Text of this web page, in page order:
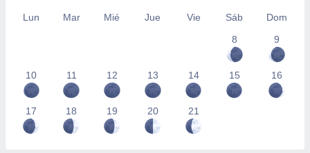
Lun Mar Mié Jue Vie Sáb
Dom
8
9
10 11 12 13 14 15 16
17 18 19 20 21